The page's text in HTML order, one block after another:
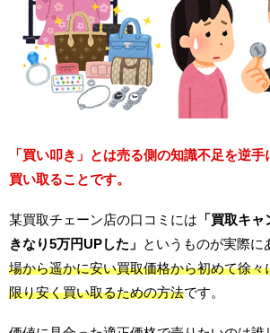
「買い叩き」とは売る側の知識不足を逆手
買い取ることです。
某買取チェーン店の口コミには 「買取キ
きなり5万円UPした」
というものが実際に
場から遥かに安い買取価格から初めて徐々
限り安く買い取るための方法です。